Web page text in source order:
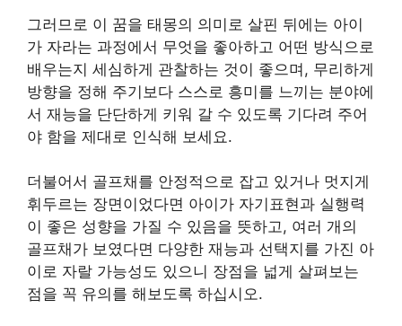
그러므로 이 꿈을 태몽의 의미로 살핀 뒤에는 아이
가 자라는 과정에서 무엇을 좋아하고 어떤 방식으로
배우는지 세심하게 관찰하는 것이 좋으며, 무리하게
방향을 정해 주기보다 스스로 흥미를 느끼는 분야에
서 재능을 단단하게 키워 갈 수 있도록 기다려 주어
야 함을 제대로 인식해 보세요.
더불어서 골프채를 안정적으로 잡고 있거나 멋지게
휘두르는 장면이었다면 아이가 자기표현과 실행력
이 좋은 성향을 가질 수 있음을 뜻하고, 여러 개의
골프채가 보였다면 다양한 재능과 선택지를 가진 아
이로 자랄 가능성도 있으니 장점을 넓게 살펴보는
점을 꼭 유의를 해보도록 하십시오.